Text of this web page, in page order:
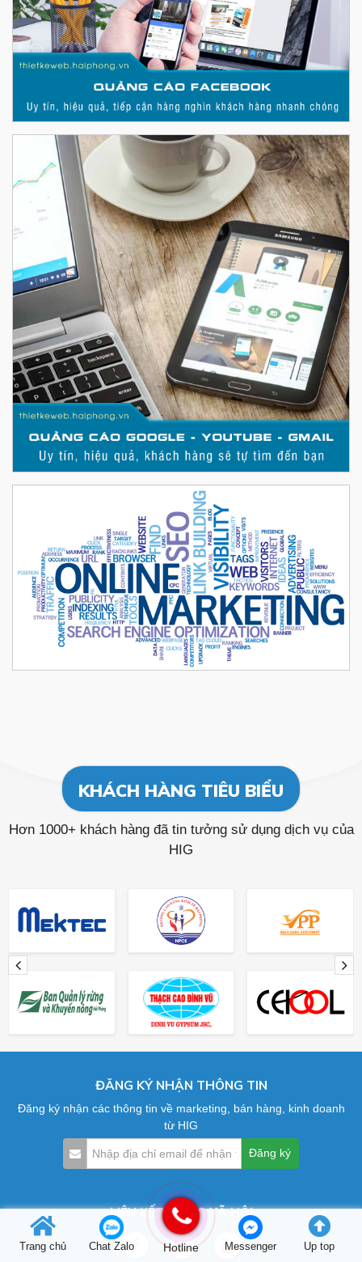
KHÁCH HÀNG TIÊU BIỂU
Hơn 1000+ khách hàng đã tin tưởng sử dụng dịch vụ của
HIG
ĐĂNG KÝ NHẬN THÔNG TIN
Đăng ký nhận các thông tin về marketing, bán hàng, kinh doanh
từ HIG
LIÊN KẾT MẠNG XÃ HỘI
Trang chủ Chat Zalo Hotline Messenger Up top